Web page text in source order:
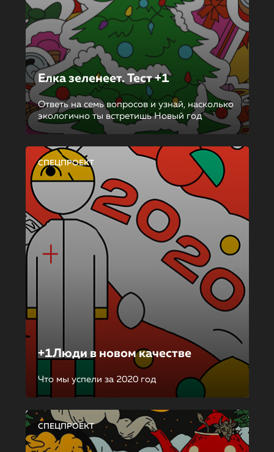
Елка зеленеет. Тест +1
Ответь на семь вопросов и узнай, насколько
экологично ты встретишь Новый год
СПЕЦПРОЕКТ
+1Люди в новом качестве
Что мы успели за 2020 год
СПЕЦПРОЕКТ